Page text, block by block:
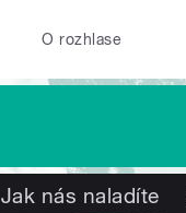
O rozhlase
Jak nás naladíte